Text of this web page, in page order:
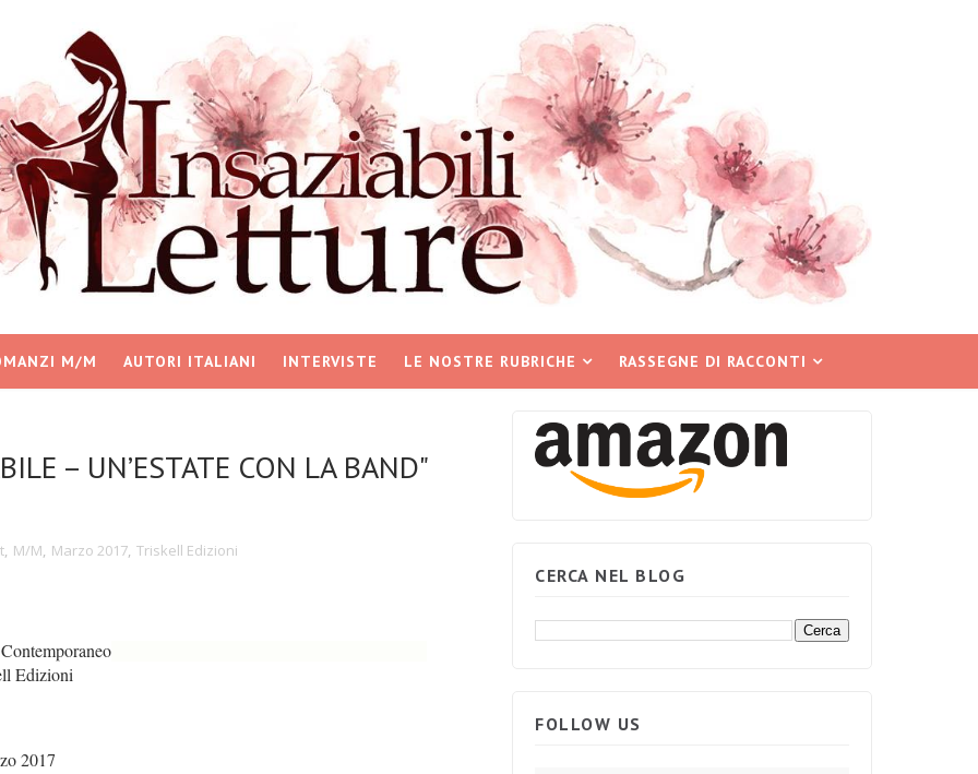
M/M AUTORI ITALIANI INTERVISTE LE NOSTRE RUBRICHE RASSEGNE DI RACCONTI
– UN’ESTATE CON LA BAND"
, M/M, Marzo 2017, Triskell Edizioni
Edizioni
2017
CERCA NEL BLOG
FOLLOW US